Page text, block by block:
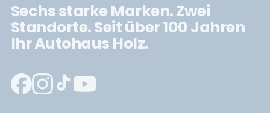
Sechs starke Marken. Zwei
Standorte. Seit über 100 Jahren
Ihr Autohaus Holz.